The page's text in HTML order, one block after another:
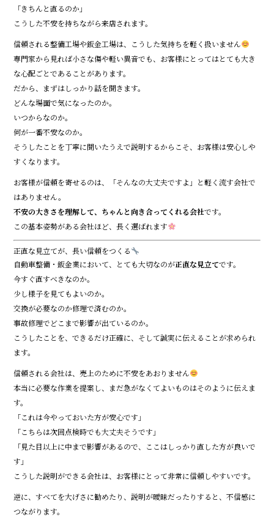
「きちんと直るのか」
こうした不安を持ちながら来店されます。
信頼される整備工場や鈑金工場は、こうした気持ちを軽く扱いません
専門家から見れば小さな傷や軽い異音でも、お客様にとってはとても大き
な心配ごとであることがあります。
だから、まずはしっかり話を聞きます。
どんな場面で気になったのか。
いつからなのか。
何が一番不安なのか。
そうしたことを丁寧に聞いたうえで説明するからこそ、お客様は安心しや
すくなります。
お客様が信頼を寄せるのは、「そんなの大丈夫ですよ」と軽く流す会社で
はありません。
不安の大きさを理解して、ちゃんと向き合ってくれる会社です。
この基本姿勢がある会社ほど、長く選ばれます
正直な見立てが、長い信頼をつくる
自動車整備・鈑金業において、とても大切なのが正直な見立てです。
今すぐ直すべきなのか。
少し様子を見てもよいのか。
交換が必要なのか修理で済むのか。
事故修理でどこまで影響が出ているのか。
こうしたことを、できるだけ正確に、そして誠実に伝えることが求められ
ます。
信頼される会社は、売上のために不安をあおりません
本当に必要な作業を提案し、まだ急がなくてよいものはそのように伝えま
す。
「これは今やっておいた方が安心です」
「こちらは次回点検時でも大丈夫そうです」
「見た目以上に中まで影響があるので、ここはしっかり直した方が良いで
す」
こうした説明ができる会社は、お客様にとって非常に信頼しやすいです。
逆に、すべてを大げさに勧めたり、説明が曖昧だったりすると、不信感に
つながります。